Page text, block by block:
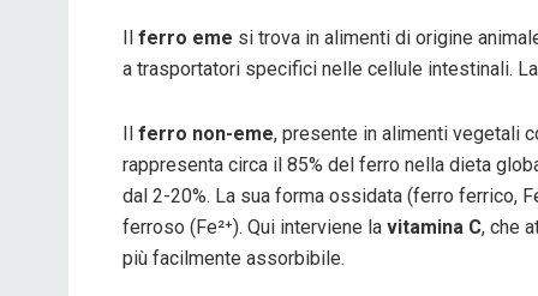
Il ferro eme si trova in alimenti di origine
a trasportatori specifici nelle cellule intestinali.
Il ferro non-eme, presente in alimenti vegetali
rappresenta circa il 85% del ferro nella dieta
dal 2-20%. La sua forma ossidata (ferro ferrico,
ferroso (Fe²⁺). Qui interviene la vitamina C, che
più facilmente assorbibile.